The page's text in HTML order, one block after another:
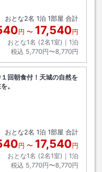
おとな2名 1泊 1部屋 合計
円 〜 17,540円
おとな1名 (2名1室)｜ 1泊
税込 5,770円〜8,770円
回朝食付！天城の自然を
。
おとな2名 1泊 1部屋 合計
円 〜 17,540円
おとな1名 (2名1室)｜ 1泊
税込 5,770円〜8,770円